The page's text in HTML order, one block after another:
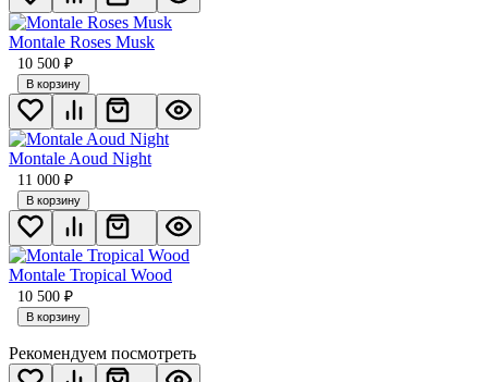
Montale Roses Musk
10 500 ₽
В корзину
Montale Aoud Night
11 000 ₽
В корзину
Montale Tropical Wood
10 500 ₽
В корзину
Рекомендуем посмотреть